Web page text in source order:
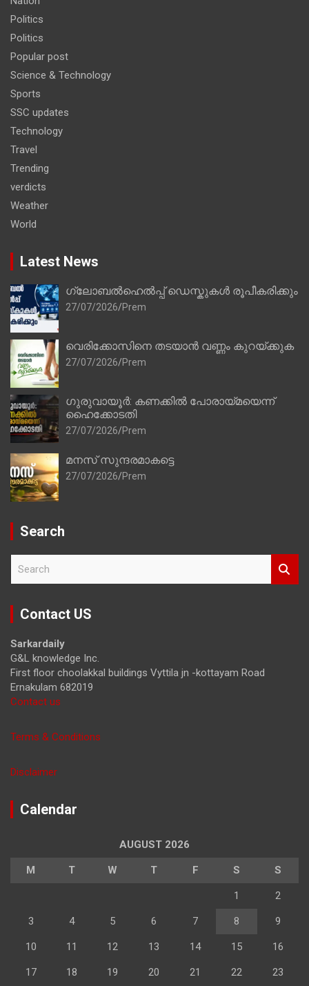
Politics
Politics
Popular post
Science & Technology
Sports
SSC updates
Technology
Travel
Trending
verdicts
Weather
World
Latest News
ഗ്ലോബൽഹെൽപ്പ് ഡെസ്കുകൾ രൂപീകരിക്കും
27/07/2026 Prem
വെരിക്കോസിനെ തടയാൻ വണ്ണം കുറയ്ക്കുക
27/07/2026 Prem
ഗുരുവായൂർ: കണക്കിൽ പോരായ്മയെന്ന്
ഹൈക്കോടതി
27/07/2026 Prem
മനസ് സുന്ദരമാകട്ടെ
27/07/2026 Prem
Search
r
Contact US
Sarkardaily
G&L knowledge Inc.
First floor choolakkal buildings Vyttila jn -kottayam Road
Ernakulam 682019
Contact us
Terms & Conditions
Disclaimer
Calendar
AUGUST 2026
M T W T F S S
1 2
3 4 5 6 7 8 9
10 11 12 13 14 15 16
17 18 19 20 21 22 23